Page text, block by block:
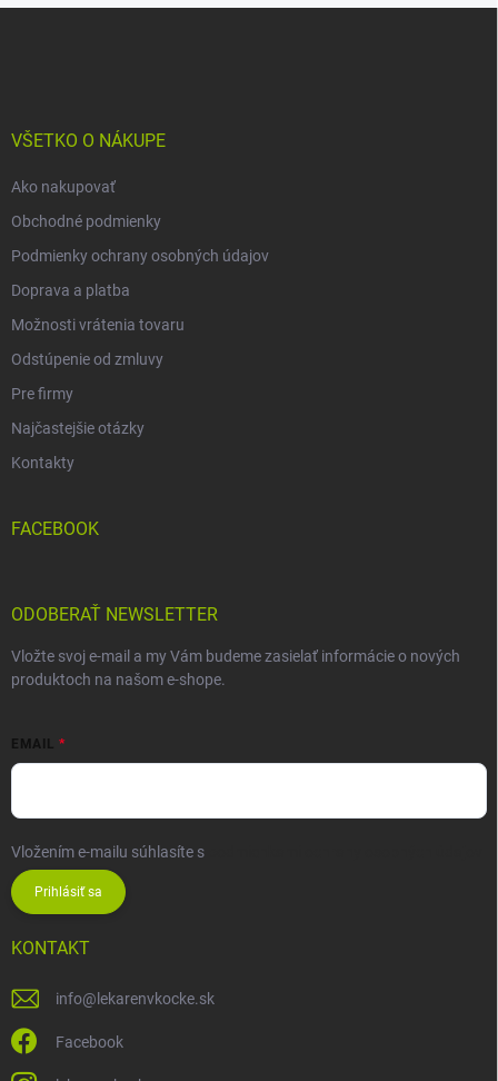
VŠETKO O NÁKUPE
Ako nakupovať
Obchodné podmienky
Podmienky ochrany osobných údajov
Doprava a platba
Možnosti vrátenia tovaru
Odstúpenie od zmluvy
Pre firmy
Najčastejšie otázky
Kontakty
FACEBOOK
ODOBERAŤ NEWSLETTER
Vložte svoj e-mail a my Vám budeme zasielať informácie o nových
produktoch na našom e-shope.
EMAIL
Vložením e-mailu súhlasíte s
Prihlásiť sa
KONTAKT
info@lekarenvkocke.sk
Facebook